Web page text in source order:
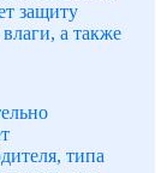
защиту
а также
типа